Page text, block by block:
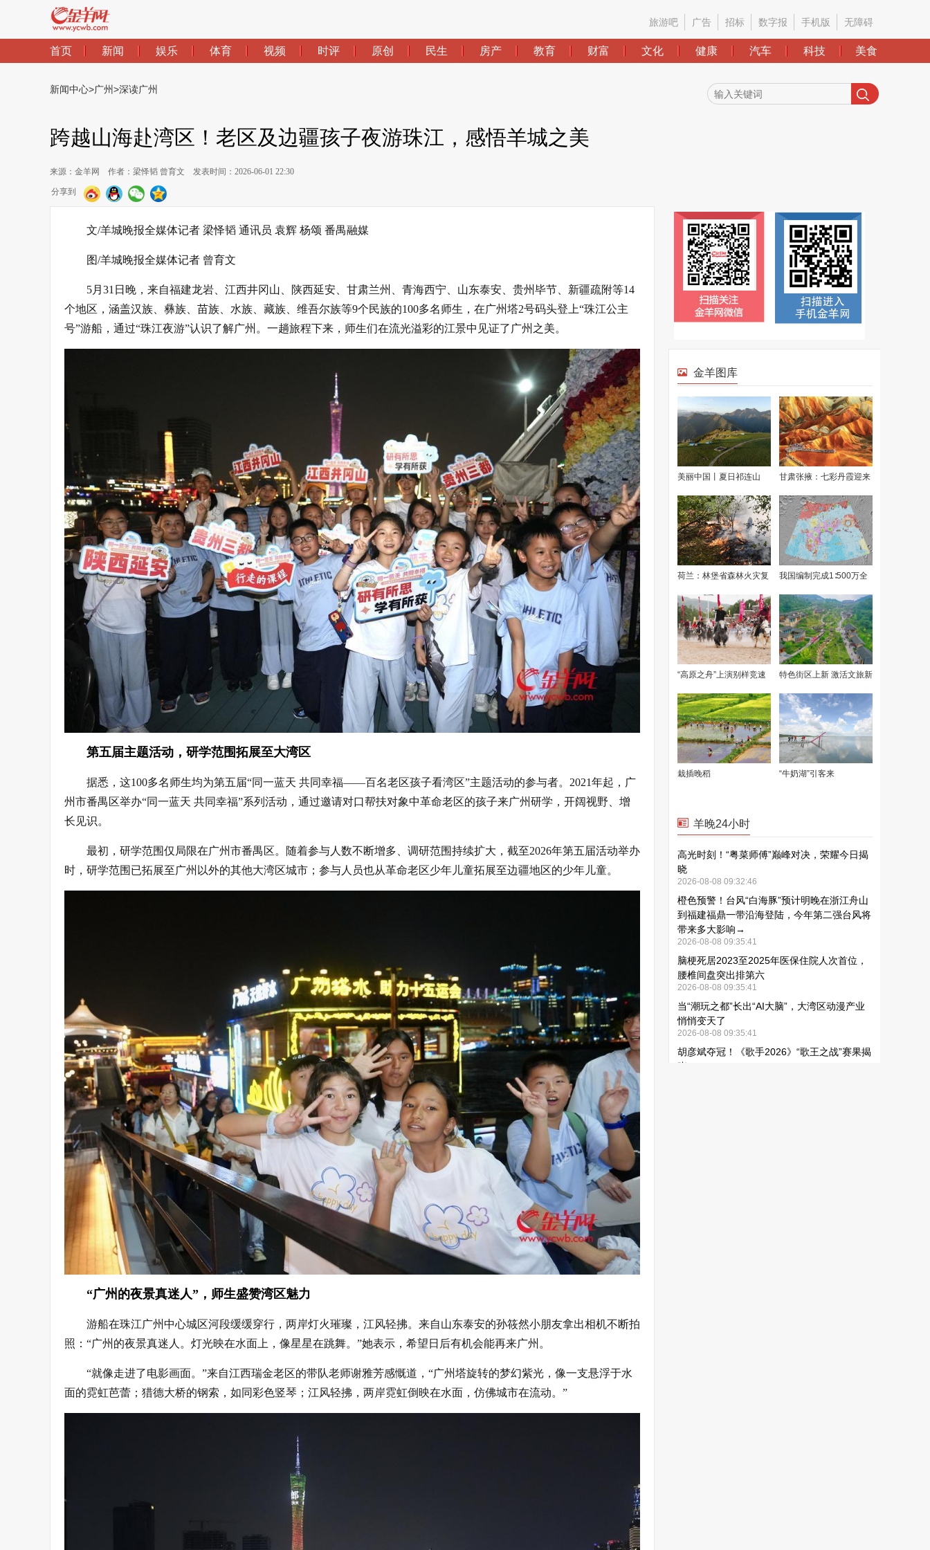
旅游吧 广告 招标 数字报 手机版 无障碍
首页 新闻 娱乐 体育 视频 时评 原创 民生 房产 教育 财富 文化 健康 汽车 科技 美食
新闻中心>广州>深读广州
跨越山海赴湾区！老区及边疆孩子夜游珠江，感悟羊城之美
来源：金羊网 作者：梁怿韬 曾育文 发表时间：2026-06-01 22:30
分享到
文/羊城晚报全媒体记者 梁怿韬 通讯员 袁辉 杨颂 番禺融媒
图/羊城晚报全媒体记者 曾育文
5月31日晚，来自福建龙岩、江西井冈山、陕西延安、甘肃兰州、青海西宁、山东泰安、贵州毕节、新疆疏附等14
个地区，涵盖汉族、彝族、苗族、水族、藏族、维吾尔族等9个民族的100多名师生，在广州塔2号码头登上“珠江公主
号”游船，通过“珠江夜游”认识了解广州。一趟旅程下来，师生们在流光溢彩的江景中见证了广州之美。
第五届主题活动，研学范围拓展至大湾区
据悉，这100多名师生均为第五届“同一蓝天 共同幸福——百名老区孩子看湾区”主题活动的参与者。2021年起，广
州市番禺区举办“同一蓝天 共同幸福”系列活动，通过邀请对口帮扶对象中革命老区的孩子来广州研学，开阔视野、增
长见识。
最初，研学范围仅局限在广州市番禺区。随着参与人数不断增多、调研范围持续扩大，截至2026年第五届活动举办
时，研学范围已拓展至广州以外的其他大湾区城市；参与人员也从革命老区少年儿童拓展至边疆地区的少年儿童。
“广州的夜景真迷人”，师生盛赞湾区魅力
游船在珠江广州中心城区河段缓缓穿行，两岸灯火璀璨，江风轻拂。来自山东泰安的孙筱然小朋友拿出相机不断拍
照：“广州的夜景真迷人。灯光映在水面上，像星星在跳舞。”她表示，希望日后有机会能再来广州。
“就像走进了电影画面。”来自江西瑞金老区的带队老师谢雅芳感慨道，“广州塔旋转的梦幻紫光，像一支悬浮于水
面的霓虹芭蕾；猎德大桥的钢索，如同彩色竖琴；江风轻拂，两岸霓虹倒映在水面，仿佛城市在流动。”